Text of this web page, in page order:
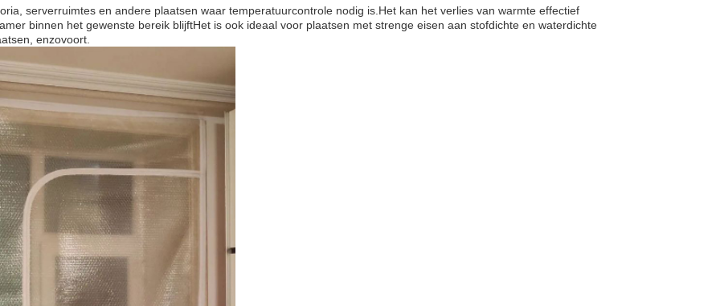
serverruimtes en andere plaatsen waar temperatuurcontrole nodig is.Het kan het verlies van warmte effectief
binnen het gewenste bereik blijftHet is ook ideaal voor plaatsen met strenge eisen aan stofdichte en waterdichte
enzovoort.